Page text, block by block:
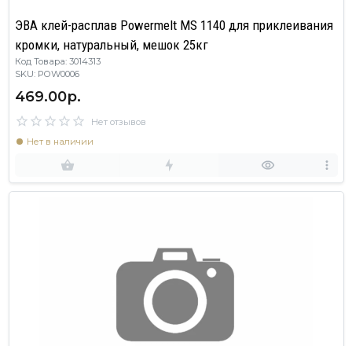
ЭВА клей-расплав Powermelt MS 1140 для приклеивания
кромки, натуральный, мешок 25кг
Код Товара: 3014313
SKU: POW0006
469.00р.
Нет отзывов
Нет в наличии